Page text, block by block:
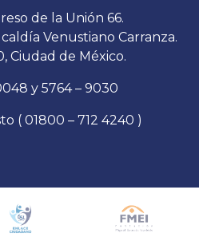
de la Unión 66.
Venustiano Carranza.
Ciudad de México.
y 5764 – 9030
( 01800 – 712 4240 )